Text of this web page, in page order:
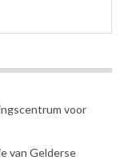
voor
van Gelderse